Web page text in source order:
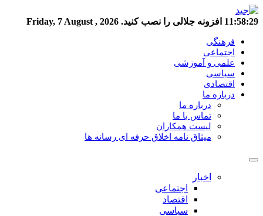
11:58:30 افزونه جلالی را نصب کنید. Friday, 7 August , 2026
فرهنگی
اجتماعی
علمی و آموزشی
سیاسی
اقتصادی
درباره ما
درباره ما
تماس با ما
لیست همکاران
میثاق نامه اخلاق حرفه ای رسانه ها
اخبار
اجتماعی
اقتصاد
سیاسی